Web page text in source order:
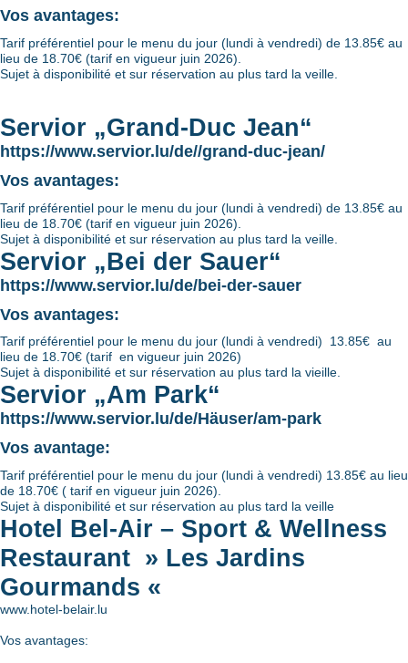
Vos avantages:
Tarif préférentiel pour le menu du jour (lundi à vendredi) de 13.85€ au
lieu de 18.70€ (tarif en vigueur juin 2026).
Sujet à disponibilité et sur réservation au plus tard la veille.
Servior „Grand-Duc Jean“
https://www.servior.lu/de//grand-duc-jean/
Vos avantages:
Tarif préférentiel pour le menu du jour (lundi à vendredi) de 13.85€ au
lieu de 18.70€ (tarif en vigueur juin 2026).
Sujet à disponibilité et sur réservation au plus tard la veille.
Servior „Bei der Sauer“
https://www.servior.lu/de/bei-der-sauer
Vos avantages:
Tarif préférentiel pour le menu du jour (lundi à vendredi) 13.85€ au
lieu de 18.70€ (tarif en vigueur juin 2026)
Sujet à disponibilité et sur réservation au plus tard la vieille.
Servior „Am Park“
https://www.servior.lu/de/Häuser/am-park
Vos avantage:
Tarif préférentiel pour le menu du jour (lundi à vendredi) 13.85€ au lieu
de 18.70€ ( tarif en vigueur juin 2026).
Sujet à disponibilité et sur réservation au plus tard la veille
Hotel Bel-Air – Sport & Wellness
Restaurant » Les Jardins
Gourmands «
www.hotel-belair.lu
Vos avantages: